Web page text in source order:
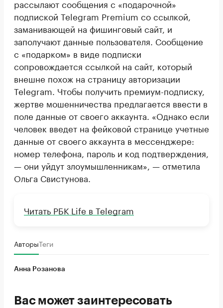
рассылают сообщения с «подарочной»
подпиской Telegram Premium со ссылкой,
заманивающей на фишинговый сайт, и
заполучают данные пользователя. Сообщение
с «подарком» в виде подписки
сопровождается ссылкой на сайт, который
внешне похож на страницу авторизации
Telegram. Чтобы получить премиум-подписку,
жертве мошенничества предлагается ввести в
поле данные от своего аккаунта. «Однако если
человек введет на фейковой странице учетные
данные от своего аккаунта в мессенджере:
номер телефона, пароль и код подтверждения,
— они уйдут злоумышленникам», — отметила
Ольга Свистунова.
Читать РБК Life в Telegram
АвторыТеги
Анна Розанова
Вас может заинтересовать